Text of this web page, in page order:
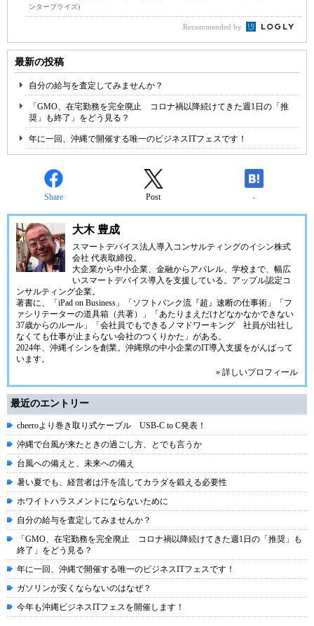
ンタープライズ)
Recommended by
最新の投稿
自分の給与を査定してみませんか？
「GMO、在宅勤務を完全廃止 コロナ禍以降続けてきた週1日の「推
奨」も終了」をどう見る？
年に一回、沖縄で開催する唯一のビジネスITフェスです！
Share Post -
大木 豊成
スマートデバイス法人導入コンサルティングのイシン株式
会社 代表取締役。
大企業から中小企業、金融からアパレル、学校まで、幅広
いスマートデバイス導入を支援している。アップル認定コ
ンサルティング企業。
著書に、「iPad on Business」「ソフトバンク流『超』速断の仕事術」「フ
ァシリテーターの道具箱（共著）」「あたりまえだけどなかなかできない
37歳からのルール」「会社員でもできるノマドワーキング 社員が出社し
なくても仕事が止まらない会社のつくりかた」がある。
2024年、 沖縄イシンを創業。沖縄県の中小企業のIT導入支援をがんばって
います。
» 詳しいプロフィール
最近のエントリー
cheeroより巻き取り式ケーブル USB-C to C発表！
沖縄で台風が来たときの過ごし方、とでも言うか
台風への備えと、未来への備え
暑い夏でも、経営者は汗を流してカラダを鍛える必要性
ホワイトハラスメントにならないために
自分の給与を査定してみませんか？
「GMO、在宅勤務を完全廃止 コロナ禍以降続けてきた週1日の「推奨」も
終了」をどう見る？
年に一回、沖縄で開催する唯一のビジネスITフェスです！
ガソリンが安くならないのはなぜ？
今年も沖縄ビジネスITフェスを開催します！